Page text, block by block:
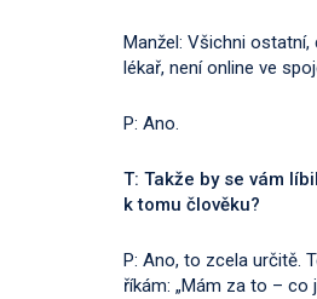
Manžel: Všichni
lékař, není online ve
P: Ano.
T: Takže by se vám
k tomu člověku?
P: Ano, to zcela určitě.
říkám: „Mám za to – co